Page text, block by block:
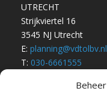
UTRECHT
Strijkviertel 16
3545 NJ Utrecht
E: planning@vdtolbv.nl
T: 030-6661555